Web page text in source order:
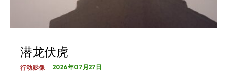
潜龙伏虎
行动影像 2026年07月27日